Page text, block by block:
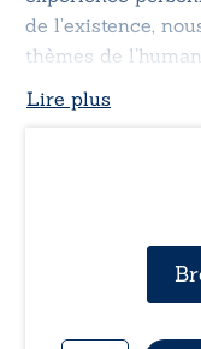
de l’existence,
thèmes de
Lire plus